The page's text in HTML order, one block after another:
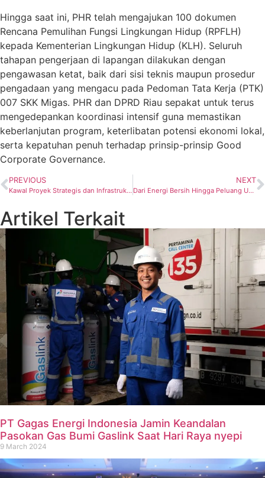
Hingga saat ini, PHR telah mengajukan 100 dokumen
Rencana Pemulihan Fungsi Lingkungan Hidup (RPFLH)
kepada Kementerian Lingkungan Hidup (KLH). Seluruh
tahapan pengerjaan di lapangan dilakukan dengan
pengawasan ketat, baik dari sisi teknis maupun prosedur
pengadaan yang mengacu pada Pedoman Tata Kerja (PTK)
007 SKK Migas. PHR dan DPRD Riau sepakat untuk terus
mengedepankan koordinasi intensif guna memastikan
keberlanjutan program, keterlibatan potensi ekonomi lokal,
serta kepatuhan penuh terhadap prinsip-prinsip Good
Corporate Governance.
PREVIOUS
Kawal Proyek Strategis dan Infrastruktur Energi di Tuban, Komut Pertamina Dorong Penguatan Ketahanan Energi Nasional
NEXT
Dari Energi Bersih Hingga Peluang Usaha, Desa Energi Berdikari Perkuat Ekonomi Masyarakat Desa
Artikel Terkait
PT Gagas Energi Indonesia Jamin Keandalan
Pasokan Gas Bumi Gaslink Saat Hari Raya nyepi
9 March 2024